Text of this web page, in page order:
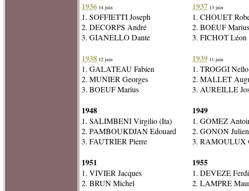
1936 14 juin
1. SOFFIETTI Joseph
2. DECORPS André
3. GIANELLO Dante
1938 12 juin
1. GALATEAU Fabien
2. MUNIER Georges
3. BOEUF Marius
1948
1. SALIMBENI Virgilio (Ita)
2. PAMBOUKDJAN Edouard
3. FAUTRIER Pierre
1951
1. VIVIER Jacques
2. BRUN Michel
1937 13 juin
1. CHOUET
2. BOEUF Marius
3. FICHOT Léon
1939 11 juin
1. TROGGI
2. MALLET
3. AUREILLE
1949
1. GOMEZ
2. GONON Julien
3. RAMOULUX
1955
1. DEVEZE
2. LAMPRE